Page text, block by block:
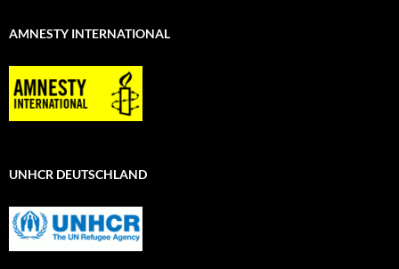
AMNESTY INTERNATIONAL
UNHCR DEUTSCHLAND